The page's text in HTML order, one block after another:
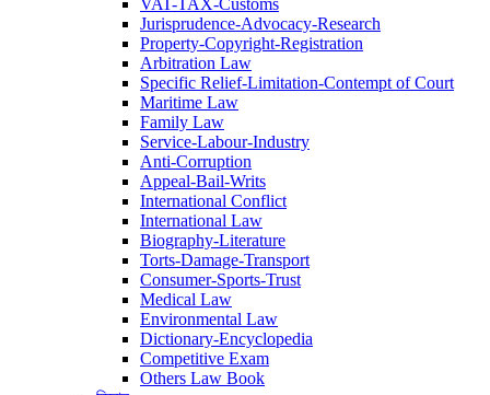
Jurisprudence-Advocacy-Research
Property-Copyright-Registration
Arbitration Law
Specific Relief-Limitation-Contempt of Court
Maritime Law
Family Law
Service-Labour-Industry
Anti-Corruption
Appeal-Bail-Writs
International Conflict
International Law
Biography-Literature
Torts-Damage-Transport
Consumer-Sports-Trust
Medical Law
Environmental Law
Dictionary-Encyclopedia
Competitive Exam
Others Law Book